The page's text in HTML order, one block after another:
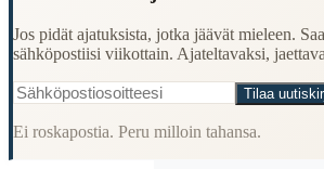
Jos pidät ajatuksista, jotka jäävät mieleen.
sähköpostiisi viikottain. Ajateltavaksi,
Tilaa
Ei roskapostia. Peru milloin tahansa.